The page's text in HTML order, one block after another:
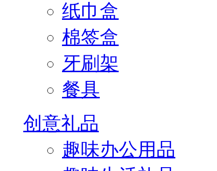
纸巾盒
棉签盒
牙刷架
餐具
创意礼品
趣味办公用品